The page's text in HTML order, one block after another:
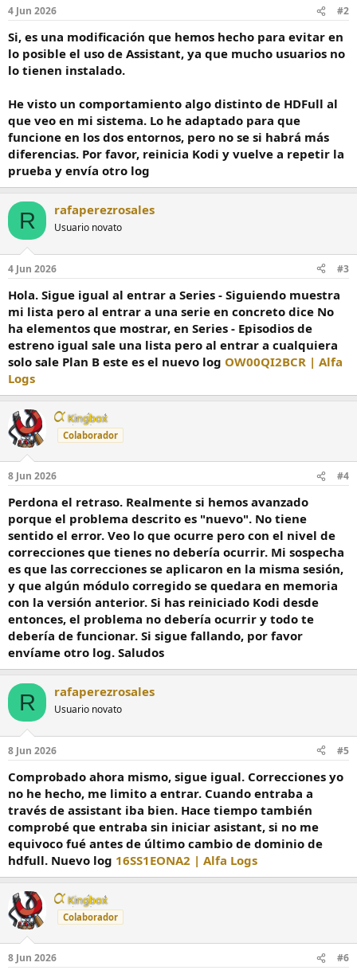
4 Jun 2026 #2
Si, es una modificación que hemos hecho para evitar en
lo posible el uso de Assistant, ya que mucho usuarios no
lo tienen instalado.
He visto un comportamiento algo distinto de HDFull al
que veo en mi sistema. Lo he adaptado para que
funcione en los dos entornos, pero no se si habrá más
diferencias. Por favor, reinicia Kodi y vuelve a repetir la
prueba y envía otro log
R rafaperezrosales
Usuario novato
4 Jun 2026 #3
Hola. Sigue igual al entrar a Series - Siguiendo muestra
mi lista pero al entrar a una serie en concreto dice No
ha elementos que mostrar, en Series - Episodios de
estreno igual sale una lista pero al entrar a cualquiera
solo sale Plan B este es el nuevo log OW00QI2BCR | Alfa
Logs
Kingbox
Colaborador
8 Jun 2026 #4
Perdona el retraso. Realmente si hemos avanzado
porque el problema descrito es "nuevo". No tiene
sentido el error. Veo lo que ocurre pero con el nivel de
correcciones que tienes no debería ocurrir. Mi sospecha
es que las correcciones se aplicaron en la misma sesión,
y que algún módulo corregido se quedara en memoria
con la versión anterior. Si has reiniciado Kodi desde
entonces, el problema no debería ocurrir y todo te
debería de funcionar. Si sigue fallando, por favor
envíame otro log. Saludos
R rafaperezrosales
Usuario novato
8 Jun 2026 #5
Comprobado ahora mismo, sigue igual. Correcciones yo
no he hecho, me limito a entrar. Cuando entraba a
través de assistant iba bien. Hace tiempo también
comprobé que entraba sin iniciar asistant, si no me
equivoco fué antes de último cambio de dominio de
hdfull. Nuevo log 16SS1EONA2 | Alfa Logs
Kingbox
Colaborador
8 Jun 2026 #6